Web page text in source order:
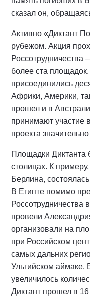
сказал он,
Активно «Диктант
рубежом. Акция
Россотрудничества
более ста
присоединились
Африки, Америки,
прошел и в
принимают участие
проекта
Площадки Диктанта
столицах. К
Берлина,
В Египте помимо
Россотрудничества
провели
организовали на
при Российском
самых дальних
Ульгийском аймаке.
увеличилось
Диктант прошел в